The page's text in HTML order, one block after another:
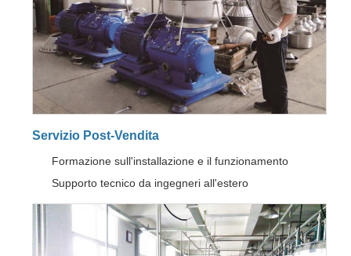
Servizio Post-Vendita
Formazione sull'installazione e il funzionamento
Supporto tecnico da ingegneri all'estero